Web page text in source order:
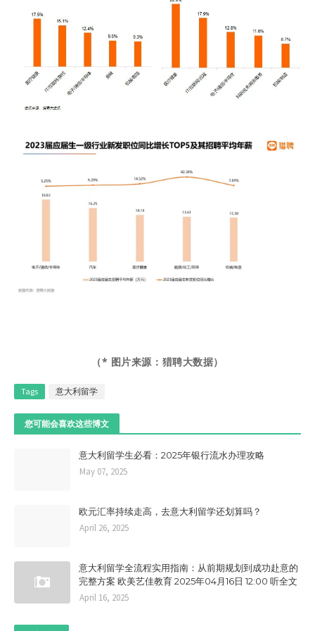
（* 图片来源：猎聘大数据）
Tags 意大利留学
您可能会喜欢这些博文
意大利留学生必看：2025年银行流水办理攻略
May 07, 2025
欧元汇率持续走高，去意大利留学还划算吗？
April 26, 2025
意大利留学全流程实用指南：从前期规划到成功赴意的
完整方案 欧美艺佳教育 2025年04月16日 12:00 听全文
April 16, 2025